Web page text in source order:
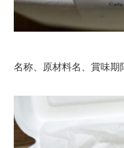
名称、原材料名、賞味期